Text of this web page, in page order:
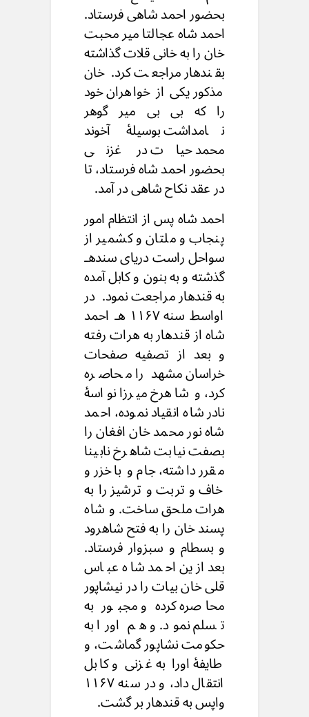
بحضور احمد شاهی فرستاد.
احمد شاه عجالتا میر محبت
خان را به خانی قلات گذاشته
بقندهار مراجعت کرد. خان
مذکور یکی از خواهران خود
را که بی بی میر گوهر
نامداشت بوسیلۀ آخوند
محمد حیات در غزنی
بحضور احمد شاه فرستاد، تا
در عقد نکاح شاهی در آمد.
احمد شاه پس از انتظام امور
پنجاب و ملتان و کشمیر از
سواحل راست دریای سندهـ
گذشته و به بنون و کابل آمده
به قندهار مراجعت نمود. در
اواسط سنه ۱۱۶۷ هـ احمد
شاه از قندهار به هرات رفته
و بعد از تصفیه صفحات
خراسان مشهد را محاصره
کرد، و شاهرخ میرزا نواسۀ
نادر شاه انقیاد نموده، احمد
شاه نور محمد خان افغان را
بصفت نیابت شاهرخ نابینا
مقرر داشته، جام و باخزر و
خاف و تربت و ترشیز را به
هرات ملحق ساخت. و شاه
پسند خان را به فتح شاهرود
و بسطام و سبزوار فرستاد.
بعد ازین احمد شاه عباس
قلی خان بیات را در نیشاپور
محاصره کرده و مجبور به
تسلم نمود. و هم اورا به
حکومت نشاپور گماشت، و
طایفۀ اورا به غزنی و کابل
انتقال داد، و در سنه ۱۱۶۷
واپس به قندهار بر گشت.